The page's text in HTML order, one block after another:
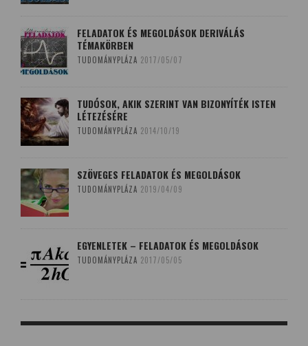
FELADATOK ÉS MEGOLDÁSOK DERIVÁLÁS
TÉMAKÖRBEN
TUDOMÁNYPLÁZA 2017/05/07
TUDÓSOK, AKIK SZERINT VAN BIZONYÍTÉK ISTEN
LÉTEZÉSÉRE
TUDOMÁNYPLÁZA 2014/10/19
SZÖVEGES FELADATOK ÉS MEGOLDÁSOK
TUDOMÁNYPLÁZA 2019/04/09
EGYENLETEK – FELADATOK ÉS MEGOLDÁSOK
TUDOMÁNYPLÁZA 2017/05/05